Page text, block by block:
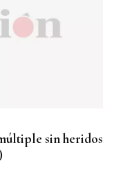
sin heridos